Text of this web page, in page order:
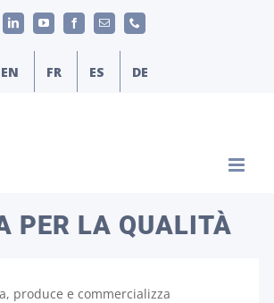
LinkedInYouTubeFacebookEmail Phone
EN FR ES DE
PER LA QUALITÀ
produce e commercializza